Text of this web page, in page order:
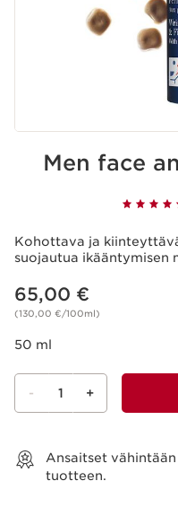
Men face
Kohottava ja
suojautua ikääntymisen
Nykyinen hinta 65,00 €
65,00 €
(130,00 €/100ml)
50 ml
- 1 +
Ansaitset vähintään
tuotteen.